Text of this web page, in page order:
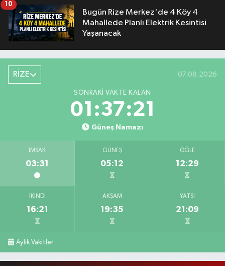
Bugün Rize Merkez'de 4 Köy 4
Mahallede Planlı Elektrik Kesintisi
Yaşanacak
10
RİZE 07.08.2026
SONRAKI VAKTE KALAN
01:37:20
Güneş Namazı
İMSAK
03:31
GÜNEŞ
05:12
ÖĞLE
12:29
İKINDI
16:21
AKŞAM
19:35
YATSI
21:09
Aylık Vakitler